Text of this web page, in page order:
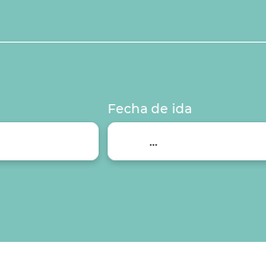
Fecha de ida